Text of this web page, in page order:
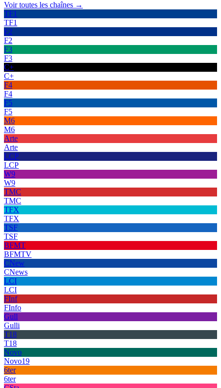
Voir toutes les chaînes →
TF1
TF1
F2
F2
F3
F3
C+
C+
F4
F4
F5
F5
M6
M6
Arte
Arte
LCP
LCP
W9
W9
TMC
TMC
TFX
TFX
TSF
TSF
BFMT
BFMTV
CNew
CNews
LCI
LCI
FInf
FInfo
Gull
Gulli
T18
T18
Novo
Novo19
6ter
6ter